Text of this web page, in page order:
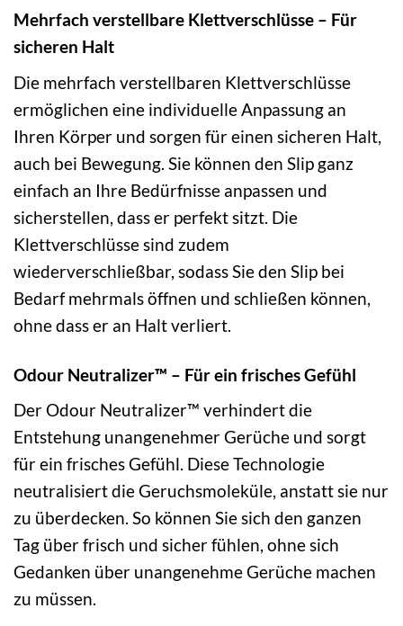
Mehrfach verstellbare Klettverschlüsse – Für
sicheren Halt
Die mehrfach verstellbaren Klettverschlüsse
ermöglichen eine individuelle Anpassung an
Ihren Körper und sorgen für einen sicheren Halt,
auch bei Bewegung. Sie können den Slip ganz
einfach an Ihre Bedürfnisse anpassen und
sicherstellen, dass er perfekt sitzt. Die
Klettverschlüsse sind zudem
wiederverschließbar, sodass Sie den Slip bei
Bedarf mehrmals öffnen und schließen können,
ohne dass er an Halt verliert.
Odour Neutralizer™ – Für ein frisches Gefühl
Der Odour Neutralizer™ verhindert die
Entstehung unangenehmer Gerüche und sorgt
für ein frisches Gefühl. Diese Technologie
neutralisiert die Geruchsmoleküle, anstatt sie nur
zu überdecken. So können Sie sich den ganzen
Tag über frisch und sicher fühlen, ohne sich
Gedanken über unangenehme Gerüche machen
zu müssen.